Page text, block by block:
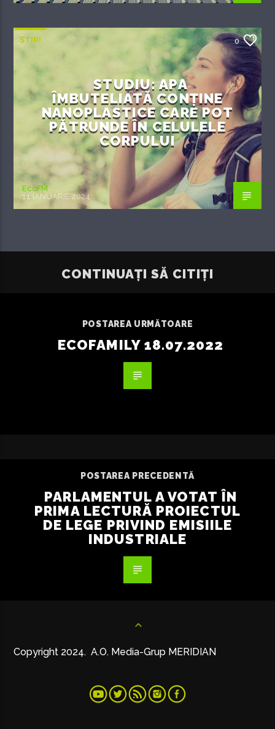
ȘTIRI 0
STUDIU: APA
ÎMBUTELIATĂ CONȚINE
NANOPLASTICE CARE POT
PĂTRUNDE ÎN CELULELE
CORPULUI
EcoFM
11 IANUARIE 2024
CONTINUAȚI SĂ CITIȚI
POSTAREA URMĂTOARE
ECOFAMILY 18.07.2022
POSTAREA PRECEDENTĂ
PARLAMENTUL A VOTAT ÎN
PRIMA LECTURĂ PROIECTUL
DE LEGE PRIVIND EMISIILE
INDUSTRIALE
Copyright 2024. A.O. Media-Grup MERIDIAN